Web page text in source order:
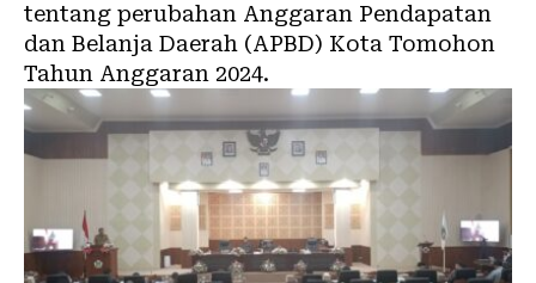
tentang perubahan Anggaran Pendapatan
dan Belanja Daerah (APBD) Kota Tomohon
Tahun Anggaran 2024.